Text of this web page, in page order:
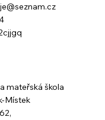
mateřská škola
Místek